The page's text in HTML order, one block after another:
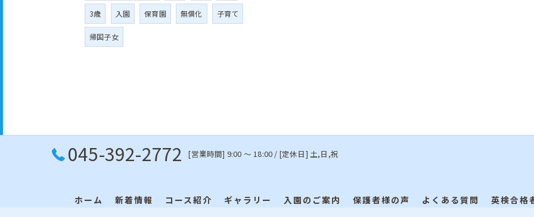
3歳 入園 保育園 無償化 子育て
帰国子女
045-392-2772 [営業時間] 9:00 〜 18:00 / [定休日] 土,日,祝
ホーム 新着情報 コース紹介 ギャラリー 入園のご案内 保護者様の声 よくある質問 英検合格